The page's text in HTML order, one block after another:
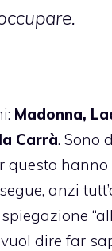
Madonna,
Carrà. Sono
questo hanno
anzi
vuol dire far